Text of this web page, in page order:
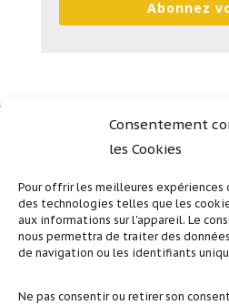
Consentement
les Cookies
Pour offrir les meilleures expériences
des technologies telles que les
aux informations sur l'appareil. Le
nous permettra de traiter des
de navigation ou les identifiants
Ne pas consentir ou retirer son
Abonnez
Plan du site
Mentions légales
Politique de
Suivez nous sur nos